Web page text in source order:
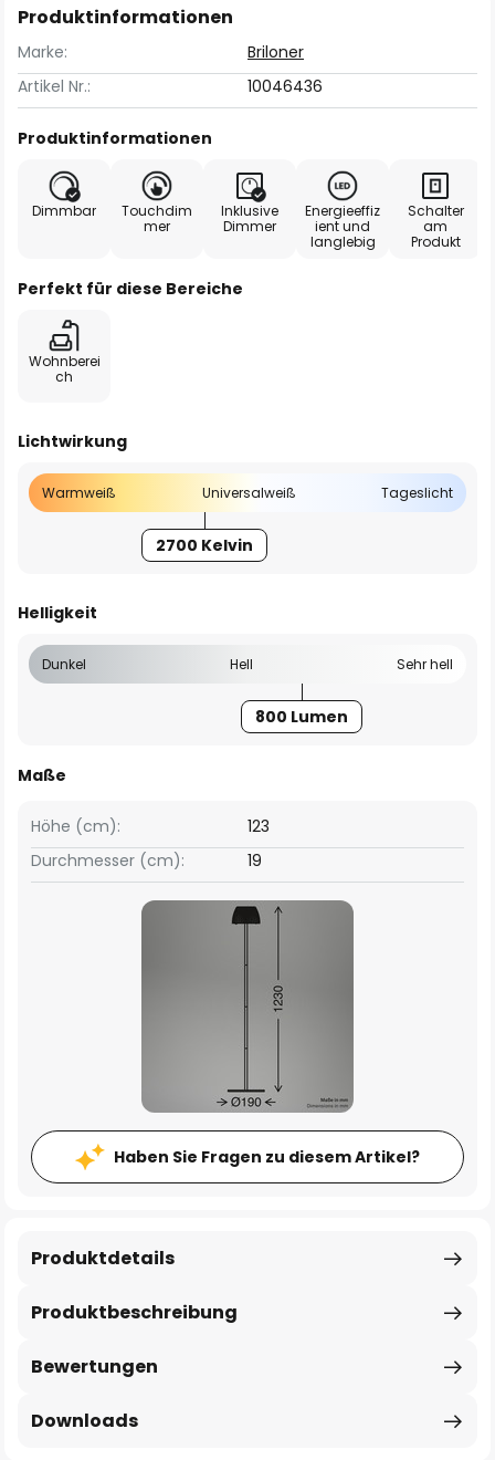
Produktinformationen
Marke:
Briloner
Artikel Nr.:
10046436
Produktinformationen
Dimmbar
Touchdim
mer
Inklusive
Dimmer
Energieeffiz
ient und
langlebig
Schalter
am
Produkt
Perfekt für diese Bereiche
Wohnberei
ch
Lichtwirkung
Warmweiß Universalweiß Tageslicht
2700 Kelvin
Helligkeit
Dunkel Hell Sehr hell
800 Lumen
Maße
Höhe (cm):
123
Durchmesser (cm):
19
Haben Sie Fragen zu diesem Artikel?
Produktbeschreibung
Produktdetails
Bewertungen
Downloads